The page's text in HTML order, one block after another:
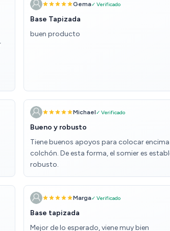
Gema✓ Verificado
Base Tapizada
buen producto
Michael✓ Verificado
Bueno y robusto
Tiene buenos apoyos para colocar encima
colchón. De esta forma, el somier es
robusto.
Marga✓ Verificado
Base tapizada
Mejor de lo esperado, viene muy bien